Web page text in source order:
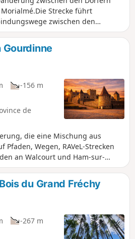
Strecke führt
zwischen den
sowie kleine Landstraßen.
oder Waldwege zu
(um die Ruhe des Wildes nicht
-156 m
de
die eine Mischung aus
Pfaden, Wegen, RAVeL-Strecken
an Walcourt und Ham-sur-
Gemeinden bietet.Genießen
mit ihren Blumen und im Herbst
im Wald in vollen Zügen.
du Grand Fréchy
-267 m